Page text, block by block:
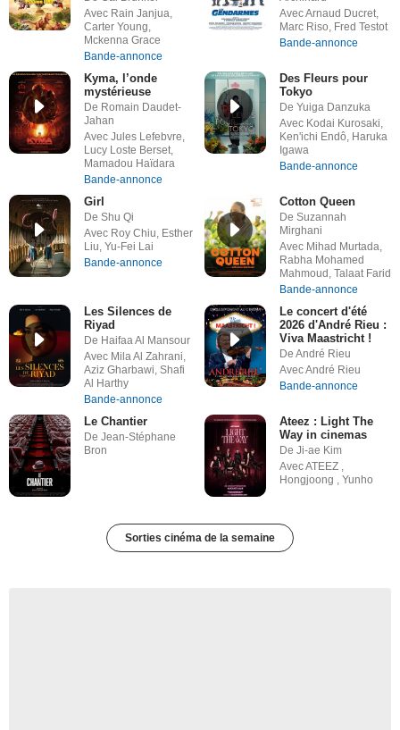
Avec Rain Janjua,
Carter Young,
Mckenna Grace
Bande-annonce
Avec Arnaud Ducret,
Marc Riso, Fred Testot
Bande-annonce
Kyma, l’onde
mystérieuse
De Romain Daudet-
Jahan
Avec Jules Lefebvre,
Lucy Loste Berset,
Mamadou Haïdara
Bande-annonce
Des Fleurs pour
Tokyo
De Yuiga Danzuka
Avec Kodai Kurosaki,
Ken'ichi Endô, Haruka
Igawa
Bande-annonce
Girl
De Shu Qi
Avec Roy Chiu, Esther
Liu, Yu-Fei Lai
Bande-annonce
Cotton Queen
De Suzannah
Mirghani
Avec Mihad Murtada,
Rabha Mohamed
Mahmoud, Talaat Farid
Bande-annonce
Les Silences de
Riyad
De Haifaa Al Mansour
Avec Mila Al Zahrani,
Aziz Gharbawi, Shafi
Al Harthy
Bande-annonce
Le concert d'été
2026 d'André Rieu :
Viva Maastricht !
De André Rieu
Avec André Rieu
Bande-annonce
Le Chantier
De Jean-Stéphane
Bron
Ateez : Light The
Way in cinemas
De Ji-ae Kim
Avec ATEEZ ,
Hongjoong , Yunho
Sorties cinéma de la semaine